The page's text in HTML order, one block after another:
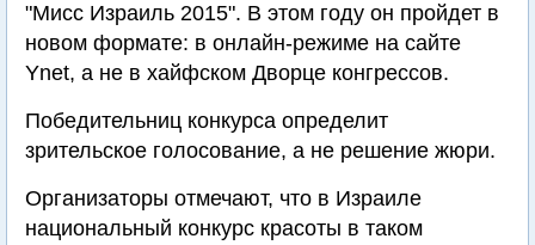
"Мисс Израиль 2015". В этом году он пройдет в
новом формате: в онлайн-режиме на сайте
Ynet, а не в хайфском Дворце конгрессов.
Победительниц конкурса определит
зрительское голосование, а не решение жюри.
Организаторы отмечают, что в Израиле
национальный конкурс красоты в таком